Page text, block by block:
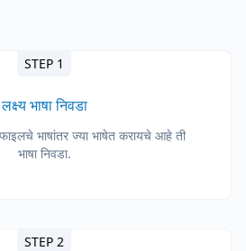
STEP 1
लक्ष्य भाषा निवडा
भाषांतर ज्या भाषेत करायचे आहे ती
भाषा निवडा.
STEP 2